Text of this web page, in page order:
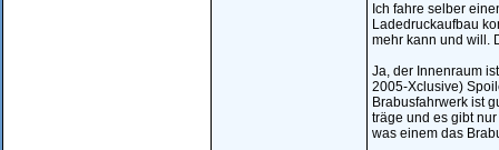
Ich fahre selber
Ladedruckaufbau
mehr kann und will.
Ja, der Innenraum
2005-Xclusive)
Brabusfahrwerk ist
träge und es gibt
was einem das